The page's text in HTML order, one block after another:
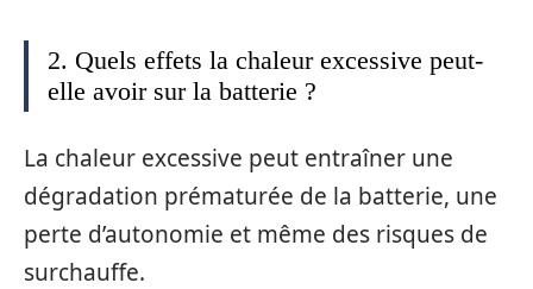
2. Quels effets la chaleur excessive peut-
elle avoir sur la batterie ?
La chaleur excessive peut entraîner une
dégradation prématurée de la batterie, une
perte d’autonomie et même des risques de
surchauffe.